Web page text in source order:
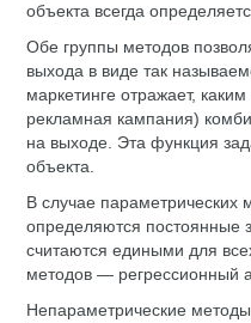
объекта всегда
Обе группы методов
выхода в виде так
маркетинге отражает,
рекламная кампания)
на выходе. Эта функция
объекта.
В случае параметрических
определяются постоянные
считаются едиными для
методов — регрессионный
Непараметрические